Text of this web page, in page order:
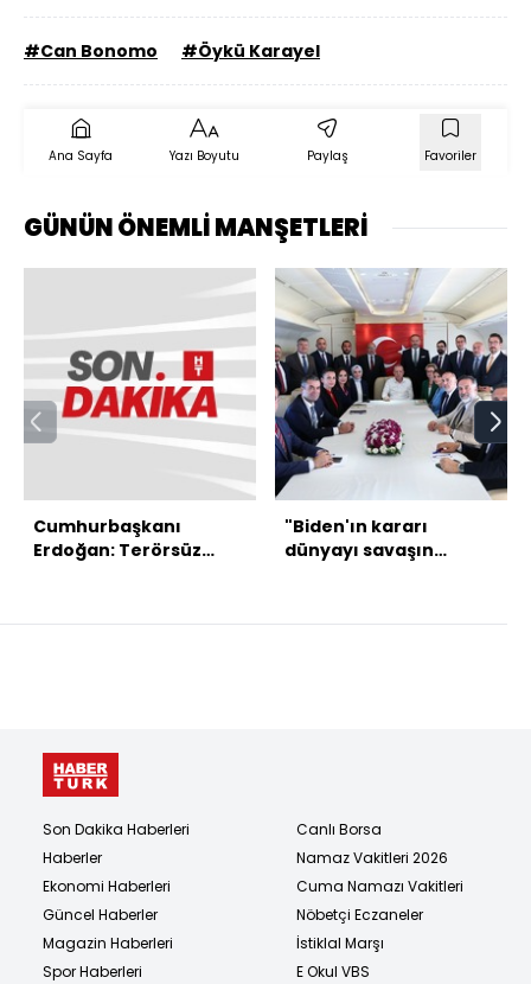
#Can Bonomo #Öykü Karayel
Ana Sayfa Yazı Boyutu Paylaş Favoriler
GÜNÜN ÖNEMLİ MANŞETLERİ
Cumhurbaşkanı
Erdoğan: Terörsüz
"Biden'ın kararı
dünyayı savaşın
Son Dakika Haberleri
Haberler
Ekonomi Haberleri
Güncel Haberler
Magazin Haberleri
Spor Haberleri
Canlı Borsa
Namaz Vakitleri 2026
Cuma Namazı Vakitleri
Nöbetçi Eczaneler
İstiklal Marşı
E Okul VBS